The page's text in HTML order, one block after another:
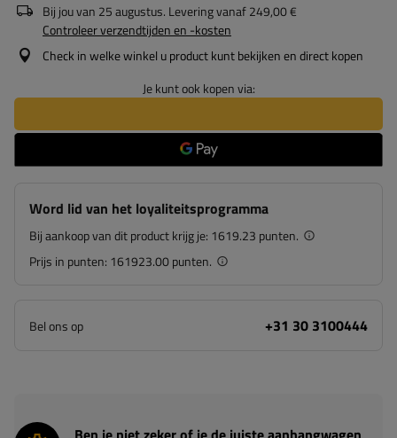
Bij jou van 25 augustus. Levering vanaf249,00 €
Controleer verzendtijden en -kosten
Check in welke winkel u product kunt bekijken en direct kopen
Je kunt ook kopen via:
Word lid van het loyaliteitsprogramma
Bij aankoop van dit product krijg je: 1619.23 punten.
Prijs in punten: 161923.00 punten.
Bel ons op +31 30 3100444